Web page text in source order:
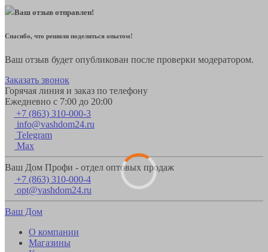
Ваш отзыв отправлен!
Спасибо, что решили поделиться опытом!
Ваш отзыв будет опубликован после проверки модератором.
Заказать звонок
Горячая линия и заказ по телефону
Ежедневно с 7:00 до 20:00
+7 (863) 310-000-3
info@vashdom24.ru
Telegram
Max
Ваш Дом Профи - отдел оптовых продаж
+7 (863) 310-000-4
opt@vashdom24.ru
Ваш Дом
О компании
Магазины